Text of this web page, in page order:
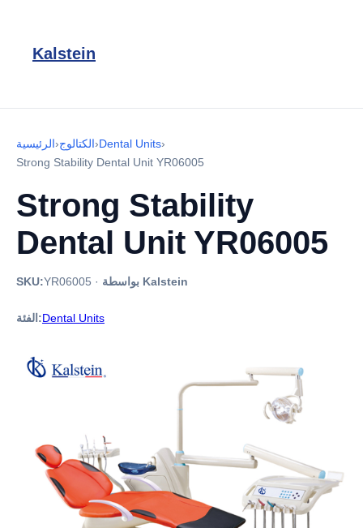
Kalstein
الرئيسية›الكتالوج›Dental Units›
Strong Stability Dental Unit YR06005
Strong Stability
Dental Unit YR06005
SKU:YR06005 · بواسطة Kalstein
الفئة:Dental Units